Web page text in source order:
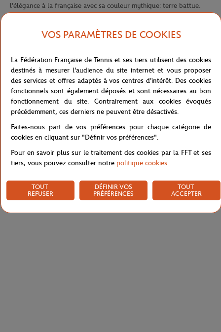
l'élégance à la française avec sa couleur mythique: terre battue.
Avec le retour des beaux-jours qu'annonce Roland-Garros,
Référence :RTSW0419-ECR
Caractéristiques
Livraison et retours
VOS PARAMÈTRES DE COOKIES
La Fédération Française de Tennis et ses tiers utilisent des cookies
destinés à mesurer l'audience du site internet et vous proposer
des services et offres adaptés à vos centres d'intérêt. Des cookies
fonctionnels sont également déposés et sont nécessaires au bon
fonctionnement du site. Contrairement aux cookies évoqués
précédemment, ces derniers ne peuvent être désactivés.
Faites-nous part de vos préférences pour chaque catégorie de
cookies en cliquant sur "Définir vos préférences".
Pour en savoir plus sur le traitement des cookies par la FFT et ses
tiers, vous pouvez consulter notre politique cookies.
TOUT
REFUSER
DÉFINIR VOS
PRÉFÉRENCES
TOUT
ACCEPTER